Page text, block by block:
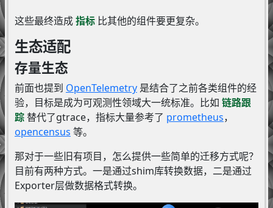
这些最终造成指标比其他的组件要更复杂。
生态适配
存量生态
前面也提到 OpenTelemetry是结合了之前各类组件的经
验，目标是成为可观测性领域大一统标准。比如 链路跟
踪替代了gtrace，指标大量参考了 prometheus，
opencensus 等。
那对于一些旧有项目，怎么提供一些简单的迁移方式呢？
目前有两种方式。一是通过shim库转换数据，二是通过
Exporter层做数据格式转换。